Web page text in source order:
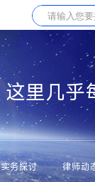
这里几乎
实务探讨 律师动